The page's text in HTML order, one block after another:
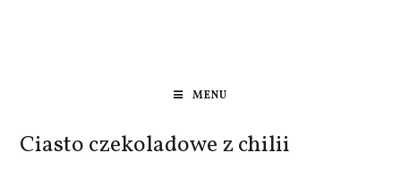
MENU
Ciasto czekoladowe z chilii